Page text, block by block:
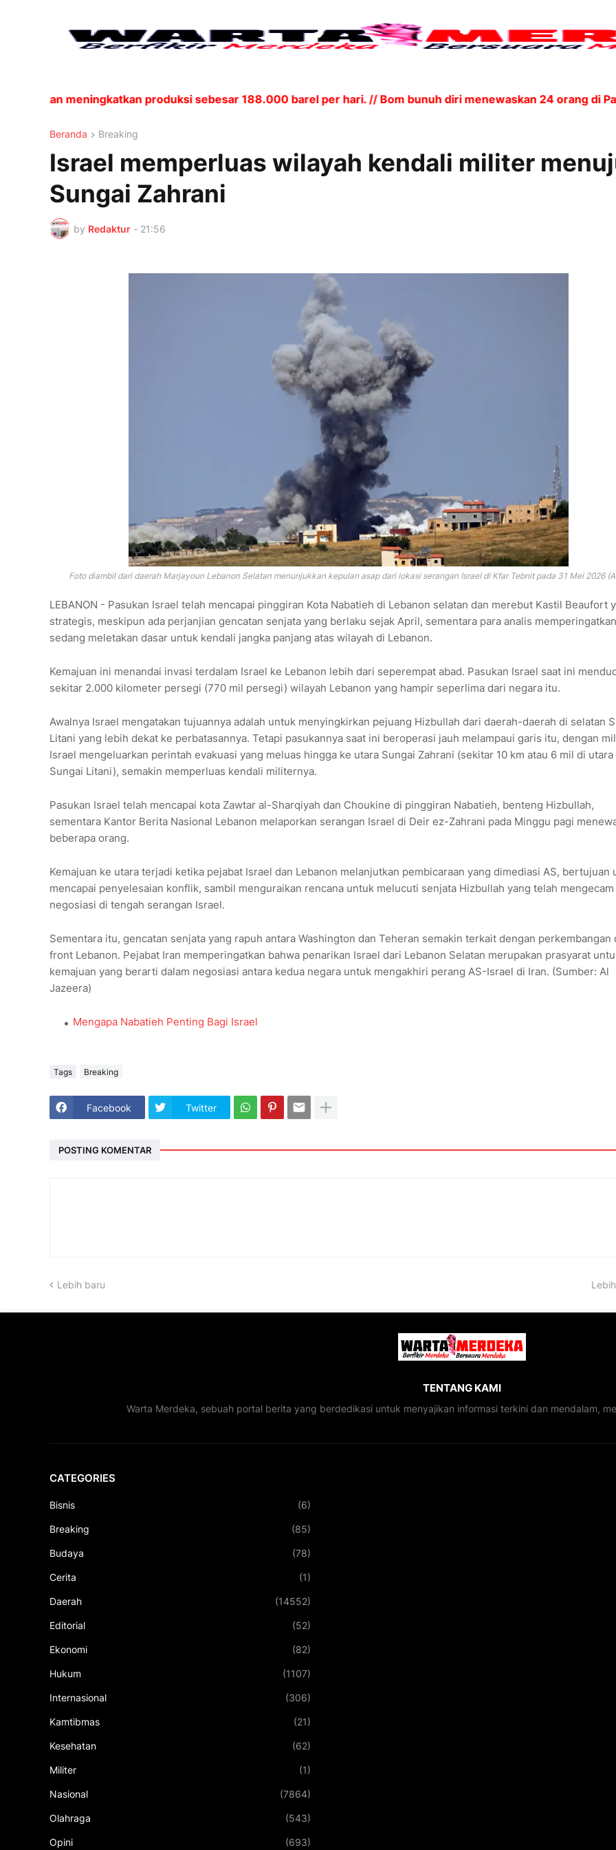
meningkatkan produksi sebesar 188.000 barel per hari. // Bom bunuh diri menewaskan 24 orang di
Beranda Breaking
Israel memperluas wilayah kendali militer
Sungai Zahrani
by Redaktur - 21:56
Foto diambil dari daerah Marjayoun Lebanon Selatan menunjukkan kepulan asap dari lokasi serangan Israel di Kfar Tebnit pada 31 Mei 2026
LEBANON - Pasukan Israel telah mencapai pinggiran Kota Nabatieh di Lebanon selatan dan merebut Kastil Beaufort
strategis, meskipun ada perjanjian gencatan senjata yang berlaku sejak April, sementara para analis
sedang meletakan dasar untuk kendali jangka panjang atas wilayah di Lebanon.
Kemajuan ini menandai invasi terdalam Israel ke Lebanon lebih dari seperempat abad. Pasukan Israel saat ini
sekitar 2.000 kilometer persegi (770 mil persegi) wilayah Lebanon yang hampir seperlima dari negara itu.
Awalnya Israel mengatakan tujuannya adalah untuk menyingkirkan pejuang Hizbullah dari daerah-daerah di selatan
Litani yang lebih dekat ke perbatasannya. Tetapi pasukannya saat ini beroperasi jauh melampaui garis itu, dengan
Israel mengeluarkan perintah evakuasi yang meluas hingga ke utara Sungai Zahrani (sekitar 10 km atau 6 mil di utara
Sungai Litani), semakin memperluas kendali militernya.
Pasukan Israel telah mencapai kota Zawtar al-Sharqiyah dan Choukine di pinggiran Nabatieh, benteng Hizbullah,
sementara Kantor Berita Nasional Lebanon melaporkan serangan Israel di Deir ez-Zahrani pada Minggu pagi
beberapa orang.
Kemajuan ke utara terjadi ketika pejabat Israel dan Lebanon melanjutkan pembicaraan yang dimediasi AS, bertujuan
mencapai penyelesaian konflik, sambil menguraikan rencana untuk melucuti senjata Hizbullah yang telah mengecam
negosiasi di tengah serangan Israel.
Sementara itu, gencatan senjata yang rapuh antara Washington dan Teheran semakin terkait dengan perkembangan
front Lebanon. Pejabat Iran memperingatkan bahwa penarikan Israel dari Lebanon Selatan merupakan prasyarat
kemajuan yang berarti dalam negosiasi antara kedua negara untuk mengakhiri perang AS-Israel di Iran. (Sumber: Al
Jazeera)
Mengapa Nabatieh Penting Bagi Israel
Tags Breaking
Facebook Twitter
POSTING KOMENTAR
Lebih baru
TENTANG KAMI
Warta Merdeka, sebuah portal berita yang berdedikasi untuk menyajikan informasi terkini dan mendalam,
CATEGORIES
Bisnis (6)
Breaking (85)
Budaya (78)
Cerita (1)
Daerah (14552)
Editorial (52)
Ekonomi (82)
Hukum (1107)
Internasional (306)
Kamtibmas (21)
Kesehatan (62)
Militer (1)
Nasional (7864)
Olahraga (543)
Opini (693)